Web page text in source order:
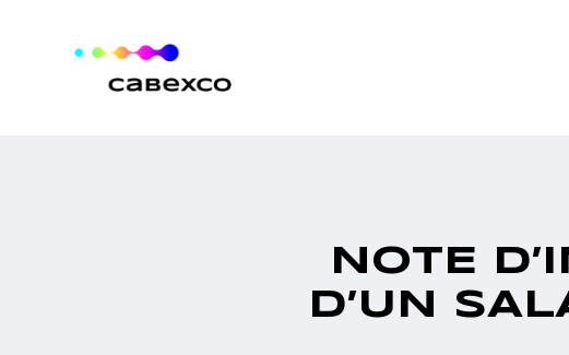
NOTE
D’UN